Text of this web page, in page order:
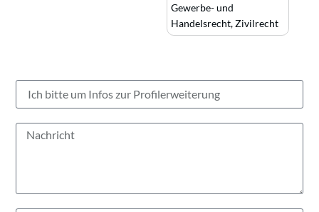
Gewerbe- und
Handelsrecht,Zivilrecht